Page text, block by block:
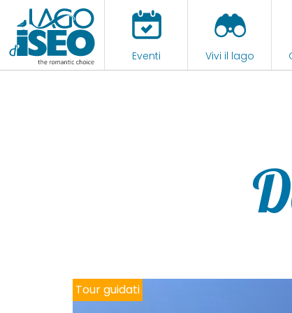
Eventi Vivi il lago
Noleggio imbarcazioni e tour